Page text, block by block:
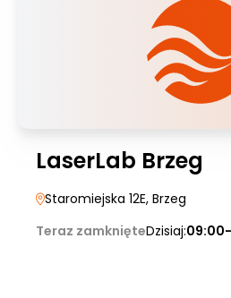
LaserLab Brzeg
Staromiejska 12E, Brzeg
Teraz zamknięteDzisiaj: